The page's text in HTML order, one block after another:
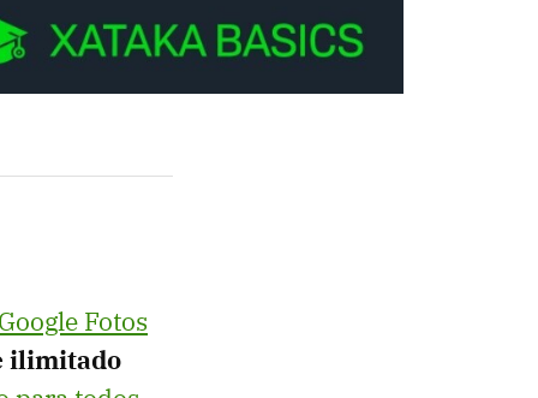
Google Fotos
ilimitado